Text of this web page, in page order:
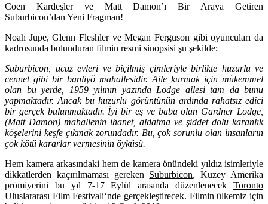
Coen Kardeşler ve Matt Damon’ı Bir Araya Getiren
Suburbicon’dan Yeni Fragman!
Noah Jupe,Glenn Fleshler veMegan Ferguson gibi oyuncuları da
kadrosunda bulunduran filmin resmi sinopsisi şu şekilde;
Suburbicon, ucuz evleri ve biçilmiş çimleriyle birlikte huzurlu ve
cennet gibi bir banliyö mahallesidir. Aile kurmak için mükemmel
olan bu yerde, 1959 yılının yazında Lodge ailesi tam da bunu
yapmaktadır. Ancak bu huzurlu görüntünün ardında rahatsız edici
bir gerçek bulunmaktadır. İyi bir eş ve baba olan Gardner Lodge,
(Matt Damon) mahallenin ihanet, aldatma ve şiddet dolu karanlık
köşelerini keşfe çıkmak zorundadır. Bu, çok sorunlu olan insanların
çok kötü kararlar vermesinin öyküsü.
Hem kamera arkasındaki hem de kamera önündeki yıldız isimleriyle
dikkatlerden kaçırılmaması gereken Suburbicon, Kuzey Amerika
prömiyerini bu yıl 7-17 Eylül arasında düzenlenecek Toronto
Uluslararası Film Festivali‘nde gerçekleştirecek. Filmin ülkemiz için